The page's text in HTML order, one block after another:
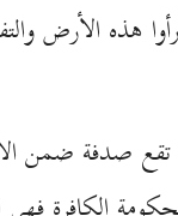
هذه الأرض
تقع صدفة ضمن